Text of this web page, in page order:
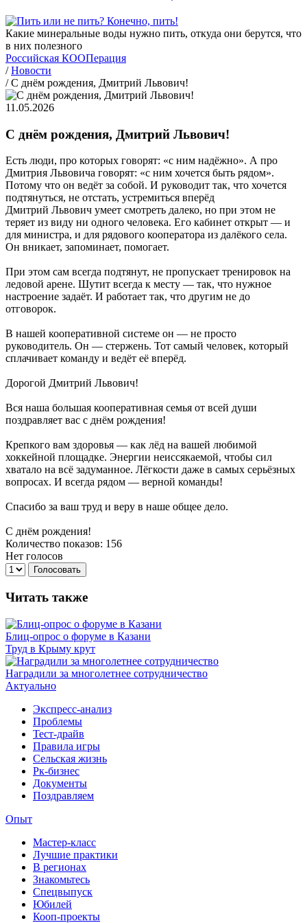
Какие минеральные воды нужно пить, откуда они берутся, что
в них полезного
Российская КООПерация
/ Новости
/ С днём рождения, Дмитрий Львович!
11.05.2026
С днём рождения, Дмитрий Львович!
Есть люди, про которых говорят: «с ним надёжно». А про
Дмитрия Львовича говорят: «с ним хочется быть рядом».
Потому что он ведёт за собой. И руководит так, что хочется
подтянуться, не отстать, устремиться вперёд
Дмитрий Львович умеет смотреть далеко, но при этом не
теряет из виду ни одного человека. Его кабинет открыт — и
для министра, и для рядового кооператора из далёкого села.
Он вникает, запоминает, помогает.
При этом сам всегда подтянут, не пропускает тренировок на
ледовой арене. Шутит всегда к месту — так, что нужное
настроение задаёт. И работает так, что другим не до
отговорок.
В нашей кооперативной системе он — не просто
руководитель. Он — стержень. Тот самый человек, который
сплачивает команду и ведёт её вперёд.
Дорогой Дмитрий Львович!
Вся наша большая кооперативная семья от всей души
поздравляет вас с днём рождения!
Крепкого вам здоровья — как лёд на вашей любимой
хоккейной площадке. Энергии неиссякаемой, чтобы сил
хватало на всё задуманное. Лёгкости даже в самых серьёзных
вопросах. И всегда рядом — верной команды!
Спасибо за ваш труд и веру в наше общее дело.
С днём рождения!
Количество показов: 156
Нет голосов
Голосовать
Читать также
Блиц-опрос о форуме в Казани
Труд в Крыму крут
Наградили за многолетнее сотрудничество
Актуально
Экспресс-анализ
Проблемы
Тест-драйв
Правила игры
Сельская жизнь
Рк-бизнес
Документы
Поздравляем
Опыт
Мастер-класс
Лучшие практики
В регионах
Знакомьтесь
Спецвыпуск
Юбилей
Кооп-проекты